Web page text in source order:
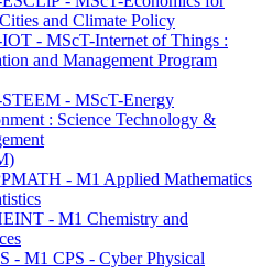
and Climate Policy
- MScT-Internet of Things :
and Management Program
- MScT-Energy
: Science Technology &
- M1 Applied Mathematics
- M1 Chemistry and
- M1 CPS - Cyber Physical